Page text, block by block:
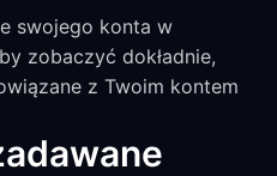
swojego konta w
zobaczyć dokładnie,
z Twoim kontem